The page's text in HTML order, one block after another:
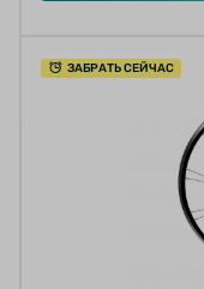
ЗАБРАТЬ СЕЙЧАС